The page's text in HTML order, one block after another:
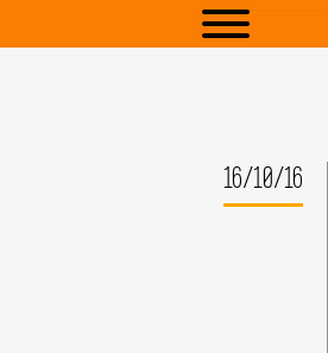
16/10/16